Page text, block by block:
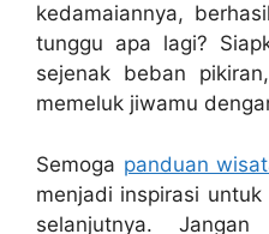
kedamaiannya,
tunggu apa lagi?
sejenak beban
memeluk jiwamu
Semoga panduan
menjadi inspirasi
selanjutnya.